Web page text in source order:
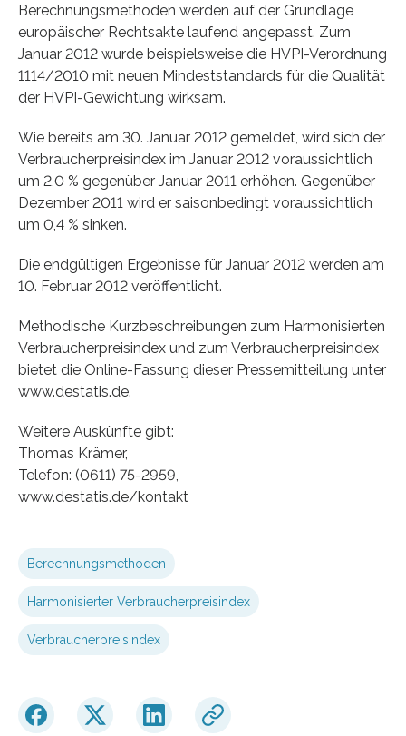
Berechnungsmethoden werden auf der Grundlage
europäischer Rechtsakte laufend angepasst. Zum
Januar 2012 wurde beispielsweise die HVPI-Verordnung
1114/2010 mit neuen Mindeststandards für die Qualität
der HVPI-Gewichtung wirksam.
Wie bereits am 30. Januar 2012 gemeldet, wird sich der
Verbraucherpreisindex im Januar 2012 voraussichtlich
um 2,0 % gegenüber Januar 2011 erhöhen. Gegenüber
Dezember 2011 wird er saisonbedingt voraussichtlich
um 0,4 % sinken.
Die endgültigen Ergebnisse für Januar 2012 werden am
10. Februar 2012 veröffentlicht.
Methodische Kurzbeschreibungen zum Harmonisierten
Verbraucherpreisindex und zum Verbraucherpreisindex
bietet die Online-Fassung dieser Pressemitteilung unter
www.destatis.de.
Weitere Auskünfte gibt:
Thomas Krämer,
Telefon: (0611) 75-2959,
www.destatis.de/kontakt
Berechnungsmethoden
Harmonisierter Verbraucherpreisindex
Verbraucherpreisindex